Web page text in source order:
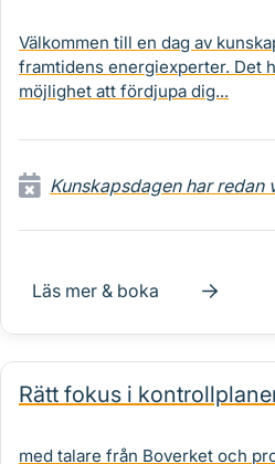
Välkommen till en dag av
framtidens energiexperter. Det
möjlighet att fördjupa dig...
Kunskapsdagen har redan
Läs mer & boka
Rätt fokus i
med talare från Boverket och